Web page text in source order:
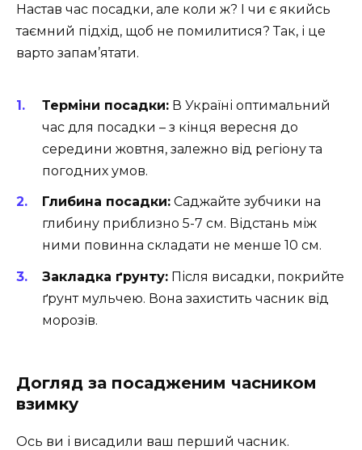
Настав час посадки, але коли ж? І чи є якийсь
таємний підхід, щоб не помилитися? Так, і це
варто запам’ятати.
Терміни посадки: В Україні оптимальний
час для посадки – з кінця вересня до
середини жовтня, залежно від регіону та
погодних умов.
Глибина посадки: Саджайте зубчики на
глибину приблизно 5-7 см. Відстань між
ними повинна складати не менше 10 см.
Закладка ґрунту: Після висадки, покрийте
ґрунт мульчею. Вона захистить часник від
морозів.
Догляд за посадженим часником
взимку
Ось ви і висадили ваш перший часник.